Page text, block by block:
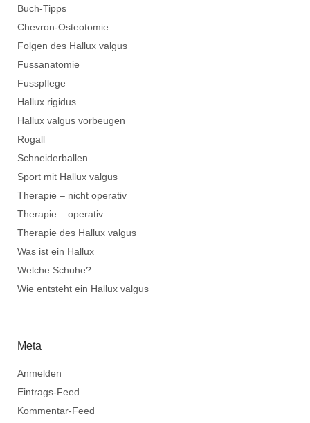
Buch-Tipps
Chevron-Osteotomie
Folgen des Hallux valgus
Fussanatomie
Fusspflege
Hallux rigidus
Hallux valgus vorbeugen
Rogall
Schneiderballen
Sport mit Hallux valgus
Therapie – nicht operativ
Therapie – operativ
Therapie des Hallux valgus
Was ist ein Hallux
Welche Schuhe?
Wie entsteht ein Hallux valgus
Meta
Anmelden
Eintrags-Feed
Kommentar-Feed